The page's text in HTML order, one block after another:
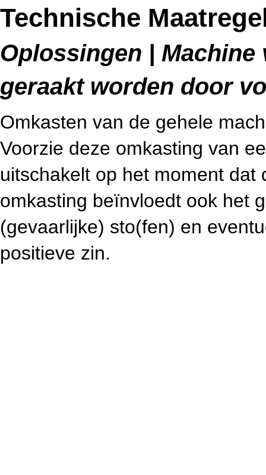
Technische
Oplossingen |
geraakt worden door
Omkasten van de gehele
Voorzie deze omkasting van
uitschakelt op het moment
omkasting beïnvloedt ook het
(gevaarlijke) sto(fen) en
positieve zin.